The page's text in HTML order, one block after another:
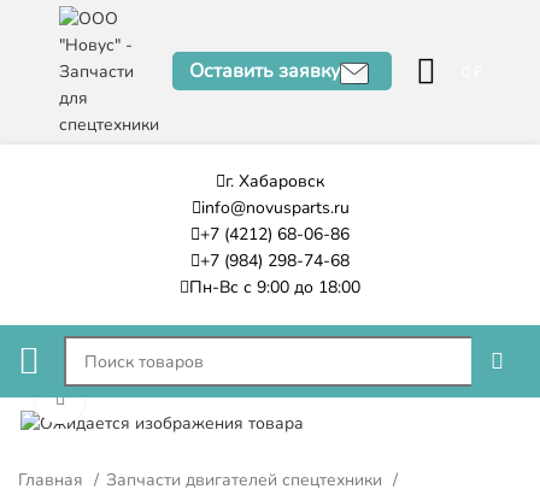
Оставить заявку
г. Хабаровск
info@novusparts.ru
+7 (4212) 68-06-86
+7 (984) 298-74-68
Пн-Вс с 9:00 до 18:00
Нажмите, чтобы увеличить
Главная
Запчасти двигателей спецтехники